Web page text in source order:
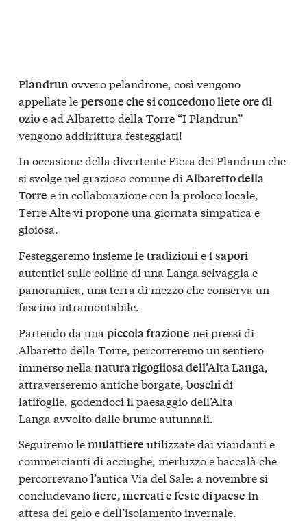
Plandrunovvero pelandrone, così vengono
appellate lepersone che si concedono liete ore di
ozioe ad Albaretto della Torre “I Plandrun”
vengono addirittura festeggiati!
In occasione della divertente Fiera dei Plandrun che
si svolge nel grazioso comune di Albaretto della
Torre e in collaborazione con la proloco locale,
Terre Alte vi propone una giornata simpatica e
gioiosa.
Festeggeremo insieme letradizionie i sapori
autentici sulle colline di una Langa selvaggia e
panoramica, una terra di mezzo che conserva un
fascino intramontabile.
Partendo da una piccola frazione nei pressi di
Albaretto della Torre, percorreremo un sentiero
immerso nella natura rigogliosa dell’Alta Langa,
attraverseremo antiche borgate, boschidi
latifoglie, godendoci il paesaggio dell’Alta
Langa avvolto dalle brume autunnali.
Seguiremo lemulattiere utilizzate dai viandanti e
commercianti di acciughe, merluzzo e baccalà che
percorrevano l’antica Via del Sale: a novembre si
concludevanofiere, mercati e feste di paese in
attesa del gelo e dell’isolamento invernale.